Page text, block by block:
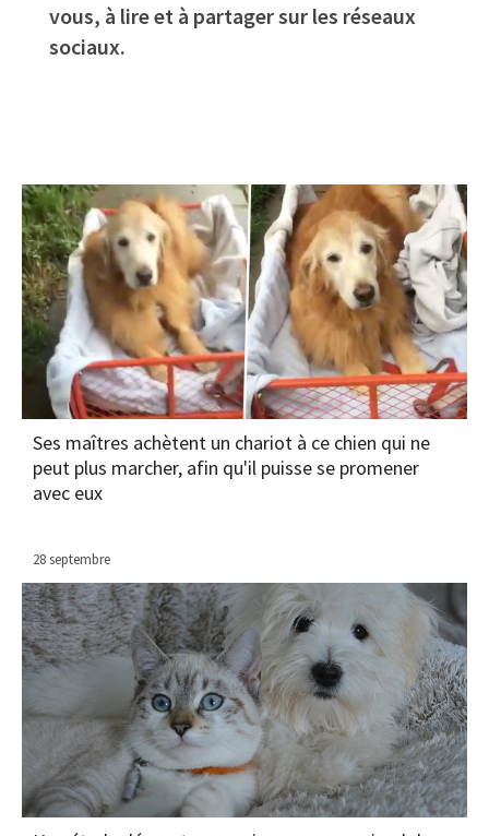
vous, à lire et à partager sur les réseaux
sociaux.
Ses maîtres achètent un chariot à ce chien qui ne
peut plus marcher, afin qu'il puisse se promener
avec eux
28 septembre